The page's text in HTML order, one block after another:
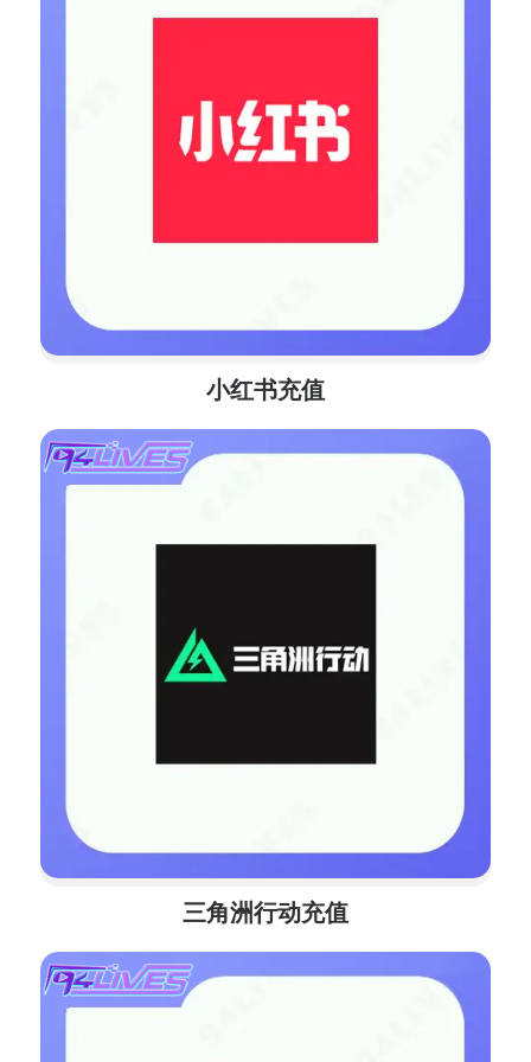
小红书充值
三角洲行动充值